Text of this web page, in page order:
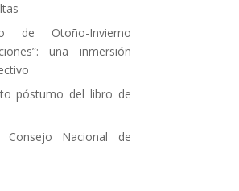
de Otoño-Invierno
una inmersión
póstumo del libro de
Nacional de